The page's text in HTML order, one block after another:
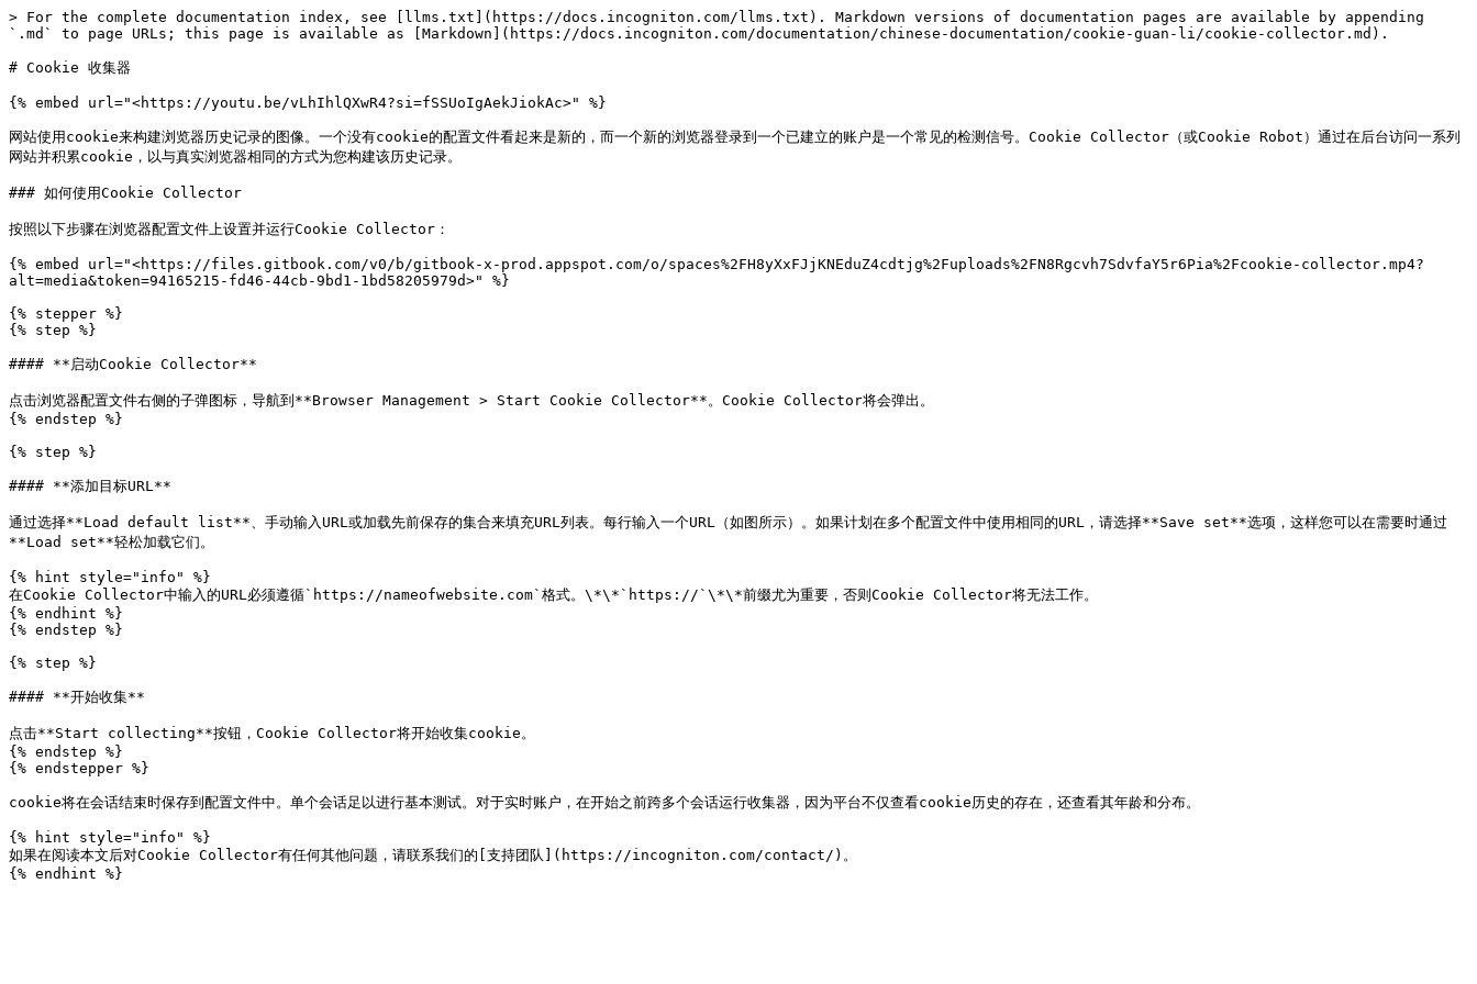
> For the complete documentation index, see [llms.txt](https://docs.incogniton.com/llms.txt). Markdown versions of documentation pages are available by appending
`.md` to page URLs; this page is available as [Markdown](https://docs.incogniton.com/documentation/chinese-documentation/cookie-guan-li/cookie-collector.md).
# Cookie 收集器
{% embed url="<https://youtu.be/vLhIhlQXwR4?si=fSSUoIgAekJiokAc>" %}
网站使用cookie来构建浏览器历史记录的图像。一个没有cookie的配置文件看起来是新的，而一个新的浏览器登录到一个已建立的账户是一个常见的检测信号。Cookie Collector（或Cookie Robot）通过在后台访问一系列
网站并积累cookie，以与真实浏览器相同的方式为您构建该历史记录。
### 如何使用Cookie Collector
按照以下步骤在浏览器配置文件上设置并运行Cookie Collector：
{% embed url="<https://files.gitbook.com/v0/b/gitbook-x-prod.appspot.com/o/spaces%2FH8yXxFJjKNEduZ4cdtjg%2Fuploads%2FN8Rgcvh7SdvfaY5r6Pia%2Fcookie-collector.mp4?
alt=media&token=94165215-fd46-44cb-9bd1-1bd58205979d>" %}
{% stepper %}
{% step %}
#### **启动Cookie Collector**
点击浏览器配置文件右侧的子弹图标，导航到**Browser Management > Start Cookie Collector**。Cookie Collector将会弹出。
{% endstep %}
{% step %}
#### **添加目标URL**
通过选择**Load default list**、手动输入URL或加载先前保存的集合来填充URL列表。每行输入一个URL（如图所示）。如果计划在多个配置文件中使用相同的URL，请选择**Save set**选项，这样您可以在需要时通过
**Load set**轻松加载它们。
{% hint style="info" %}
在Cookie Collector中输入的URL必须遵循`https://nameofwebsite.com`格式。\*\*`https://`\*\*前缀尤为重要，否则Cookie Collector将无法工作。
{% endhint %}
{% endstep %}
{% step %}
#### **开始收集**
点击**Start collecting**按钮，Cookie Collector将开始收集cookie。
{% endstep %}
{% endstepper %}
cookie将在会话结束时保存到配置文件中。单个会话足以进行基本测试。对于实时账户，在开始之前跨多个会话运行收集器，因为平台不仅查看cookie历史的存在，还查看其年龄和分布。
{% hint style="info" %}
如果在阅读本文后对Cookie Collector有任何其他问题，请联系我们的[支持团队](https://incogniton.com/contact/)。